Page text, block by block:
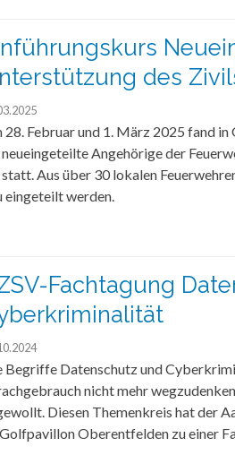
des
28. Februar und 1. März 2025 fand
Angehörige der
Aus über 30 lokalen
eingeteilt werden.
Fachtagung
Begriffe Datenschutz und
nicht mehr
Diesen Themenkreis hat der
Oberentfelden zu einer